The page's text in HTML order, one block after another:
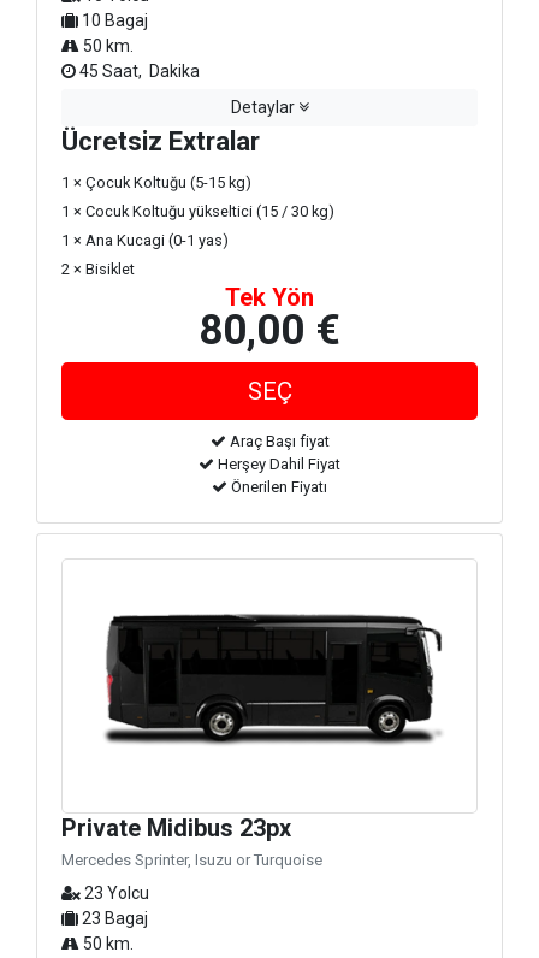
10 Bagaj
50 km.
45 Saat, Dakika
Detaylar
Ücretsiz Extralar
1 × Çocuk Koltuğu (5-15 kg)
1 × Cocuk Koltuğu yükseltici (15 / 30 kg)
1 × Ana Kucagi (0-1 yas)
2 × Bisiklet
Tek Yön
80,00 €
Araç Başı fiyat
Herşey Dahil Fiyat
Önerilen Fiyatı
Private Midibus 23px
Mercedes Sprinter, Isuzu or Turquoise
23 Yolcu
23 Bagaj
50 km.